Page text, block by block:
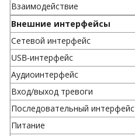
Взаимодействие
Внешние интерфейсы
Сетевой интерфейс
USB-интерфейс
Аудиоинтерфейс
Вход/выход тревоги
Последовательный интерфейс
Питание